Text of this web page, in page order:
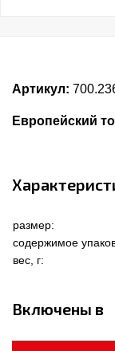
Артикул:
Европейский
размер:
содержимое
вес, г:
Включены в